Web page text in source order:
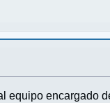
equipo encargado